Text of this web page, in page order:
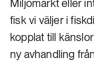
Vatten
612 ARTIKLAR
Mat & jordbruk
262 ARTIKLAR
Skog
Miljömärkt eller
fisk vi väljer i
kopplat till
ny avhandling